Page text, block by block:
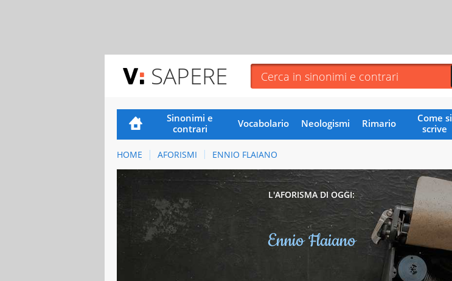
SAPERE
Sinonimi e
contrari
Vocabolario Neologismi Rimario
Come si
scrive
HOME AFORISMI ENNIO FLAIANO
L'AFORISMA DI OGGI:
Ennio Flaiano